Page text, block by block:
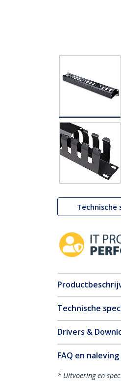
Technische
Technische
Drivers &
FAQ en naleving
* Uitvoering en